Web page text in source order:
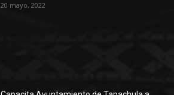
20 mayo, 2022